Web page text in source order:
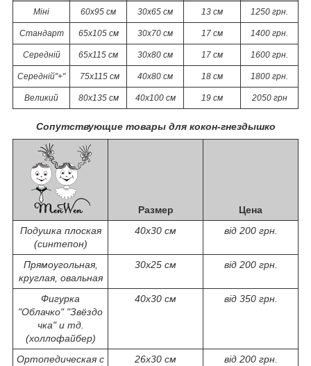
Міні 60х95 см 30х65 см 13 см 1250 грн.
Стандарт 65х105 см 30х70 см 17 см 1400 грн.
Середній 65х115 см 30х80 см 17 см 1600 грн.
Середній"+" 75х115 см 40х80 см 18 см 1800 грн.
Великий 80х135 см 40х100 см 19 см 2050 грн
Сопутствующие товары для кокон-гнездышко
Размер
Цена
Подушка плоская
(синтепон)
40х30 см від 200 грн.
Прямоугольная,
круглая, овальная
30х25 см від 200 грн.
Фигурка
"Облачко" "Звёздо
чка" и тд.
(холлофайбер)
40х30 см від 350 грн.
Ортопедическая с
26х30 см від 200 грн.